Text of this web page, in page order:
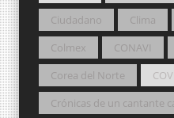
Ciudadano
Clima
Colmex
CONAVI
Corea del Norte
Crónicas de un cantante